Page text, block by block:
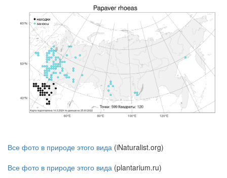
Все фото в природе этого вида (iNaturalist.org)
Все фото в природе этого вида (plantarium.ru)